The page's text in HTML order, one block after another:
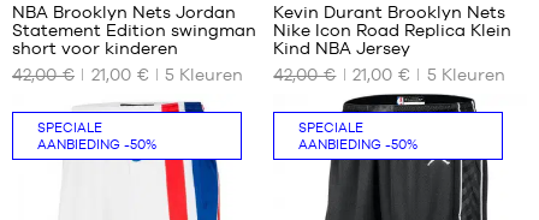
cm
ONZE
MATEN
XL -
kind
NBA Brooklyn Nets Jordan
Statement Edition swingman
short voor kinderen
42,00 €
21,00 € 5 Kleuren
ONZE
MATEN
4-5
jaar /
110cm
Kevin Durant Brooklyn Nets
Nike Icon Road Replica Klein
Kind NBA Jersey
42,00 €
21,00 € 5 Kleuren
SPECIALE
AANBIEDING -50%
SPECIALE
AANBIEDING -50%